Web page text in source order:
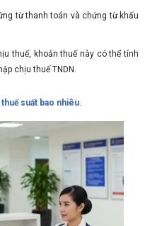
từ thanh toán và chứng từ khấu
thuế, khoản thuế này có thể tính
chịu thuế TNDN.
suất bao nhiêu.